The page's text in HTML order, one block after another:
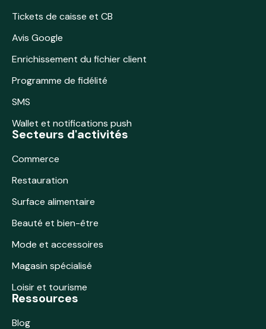
Tickets de caisse et CB
Avis Google
Enrichissement du fichier client
Programme de fidélité
SMS
Wallet et notifications push
Secteurs d'activités
Commerce
Restauration
Surface alimentaire
Beauté et bien-être
Mode et accessoires
Magasin spécialisé
Loisir et tourisme
Ressources
Blog